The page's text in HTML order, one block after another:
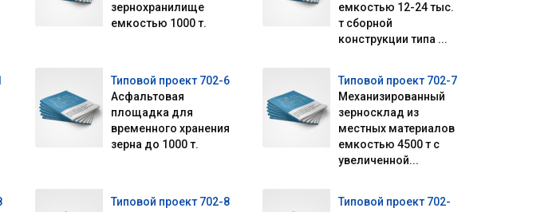
зернохранилище
емкостью 1000 т.
емкостью 12-24 тыс.
т сборной
конструкции типа ...
Типовой проект 702-6
Асфальтовая
площадка для
временного хранения
зерна до 1000 т.
Типовой проект 702-7
Механизированный
зерносклад из
местных материалов
емкостью 4500 т с
увеличенной...
Типовой проект 702-8
Типовой проект 702-